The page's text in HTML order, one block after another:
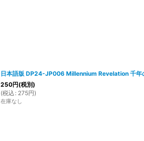
日本語版 DP24-JP006 Millennium Revelation 千年
250円(税別)
(税込 : 275円)
在庫なし